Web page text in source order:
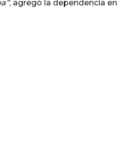
, agregó la dependencia en